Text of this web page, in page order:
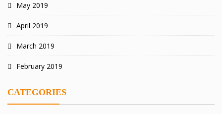
May 2019
April 2019
March 2019
February 2019
CATEGORIES